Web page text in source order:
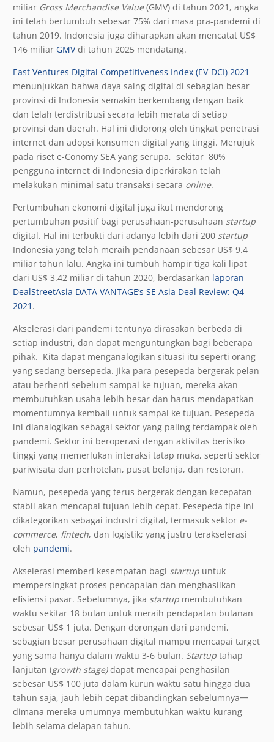
miliar Gross Merchandise Value(GMV) di tahun 2021, angka
ini telah bertumbuh sebesar 75% dari masa pra-pandemi di
tahun 2019. Indonesia juga diharapkan akan mencatat US$
146 miliar GMVdi tahun 2025 mendatang.
East Ventures Digital Competitiveness Index (EV-DCI) 2021
menunjukkan bahwa daya saing digital di sebagian besar
provinsi di Indonesia semakin berkembang dengan baik
dan telah terdistribusi secara lebih merata di setiap
provinsi dan daerah. Hal ini didorong oleh tingkat penetrasi
internet dan adopsi konsumen digital yang tinggi. Merujuk
pada riset e-Conomy SEA yang serupa, sekitar 80%
pengguna internet di Indonesia diperkirakan telah
melakukan minimal satu transaksi secara online.
Pertumbuhan ekonomi digital juga ikut mendorong
pertumbuhan positif bagi perusahaan-perusahaan startup
digital. Hal ini terbukti dari adanya lebih dari 200 startup
Indonesia yang telah meraih pendanaan sebesar US$ 9.4
miliar tahun lalu. Angka ini tumbuh hampir tiga kali lipat
dari US$ 3.42 miliar di tahun 2020, berdasarkan laporan
DealStreetAsia DATA VANTAGE’s SE Asia Deal Review: Q4
2021 .
Akselerasi dari pandemi tentunya dirasakan berbeda di
setiap industri, dan dapat menguntungkan bagi beberapa
pihak. Kita dapat menganalogikan situasi itu seperti orang
yang sedang bersepeda. Jika para pesepeda bergerak pelan
atau berhenti sebelum sampai ke tujuan, mereka akan
membutuhkan usaha lebih besar dan harus mendapatkan
momentumnya kembali untuk sampai ke tujuan. Pesepeda
ini dianalogikan sebagai sektor yang paling terdampak oleh
pandemi. Sektor ini beroperasi dengan aktivitas berisiko
tinggi yang memerlukan interaksi tatap muka, seperti sektor
pariwisata dan perhotelan, pusat belanja, dan restoran.
Namun, pesepeda yang terus bergerak dengan kecepatan
stabil akan mencapai tujuan lebih cepat. Pesepeda tipe ini
dikategorikan sebagai industri digital, termasuk sektor e-
commerce, fintech, dan logistik; yang justru terakselerasi
oleh pandemi.
Akselerasi memberi kesempatan bagi startup untuk
mempersingkat proses pencapaian dan menghasilkan
efisiensi pasar. Sebelumnya, jika startup membutuhkan
waktu sekitar 18 bulan untuk meraih pendapatan bulanan
sebesar US$ 1 juta. Dengan dorongan dari pandemi,
sebagian besar perusahaan digital mampu mencapai target
yang sama hanya dalam waktu 3-6 bulan. Startup tahap
lanjutan (growth stage)dapat mencapai penghasilan
sebesar US$ 100 juta dalam kurun waktu satu hingga dua
tahun saja, jauh lebih cepat dibandingkan sebelumnya一
dimana mereka umumnya membutuhkan waktu kurang
lebih selama delapan tahun.